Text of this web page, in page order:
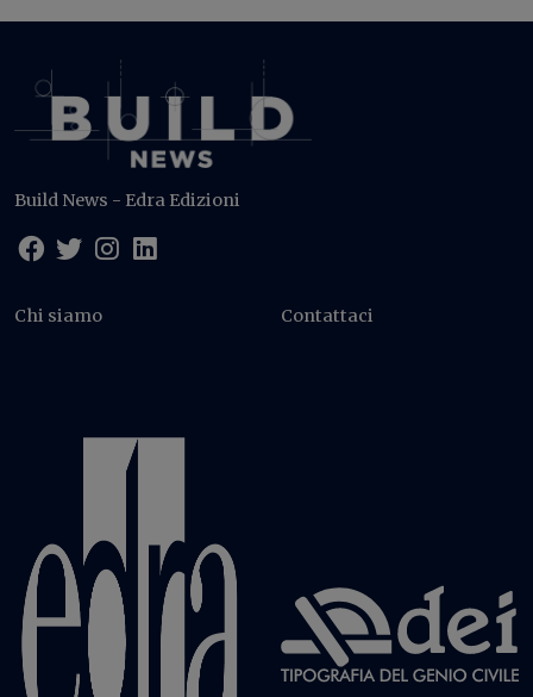
Build News - Edra Edizioni
Chi siamo Contattaci